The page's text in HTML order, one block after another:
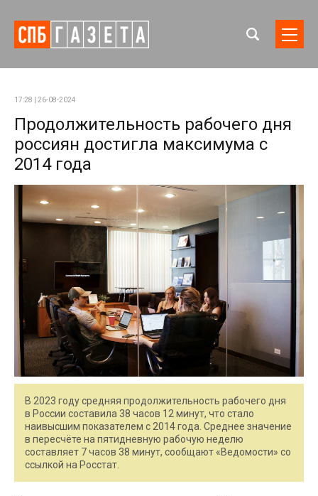
17:28 | 26-08-2024
Продолжительность рабочего дня
россиян достигла максимума с
2014 года
В 2023 году средняя продолжительность рабочего дня
в России составила 38 часов 12 минут, что стало
наивысшим показателем с 2014 года. Среднее значение
в пересчёте на пятидневную рабочую неделю
составляет 7 часов 38 минут, сообщают «Ведомости» со
ссылкой на Росстат.